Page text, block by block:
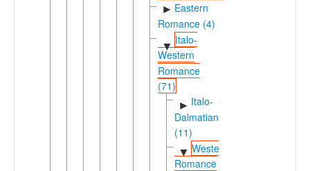
► Eastern
Romance (4)
▼
Italo-
Western
Romance
(71)
► Italo-
Dalmatian
(11)
▼Western
Romance